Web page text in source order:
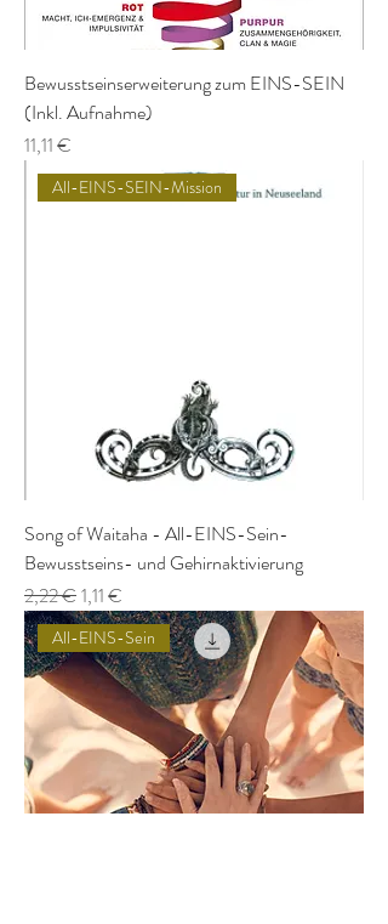
Bewusstseinserweiterung zum EINS-SEIN
(Inkl. Aufnahme)
Preis
11,11 €
All-EINS-SEIN-Mission
Song of Waitaha - All-EINS-Sein-
Bewusstseins- und Gehirnaktivierung
Standardpreis
2,22 €Sale-Preis
1,11 €
All-EINS-Sein